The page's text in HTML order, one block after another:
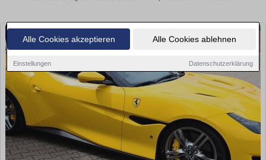
Alle Cookies akzeptieren Alle Cookies ablehnen
Einstellungen Datenschutzerklärung